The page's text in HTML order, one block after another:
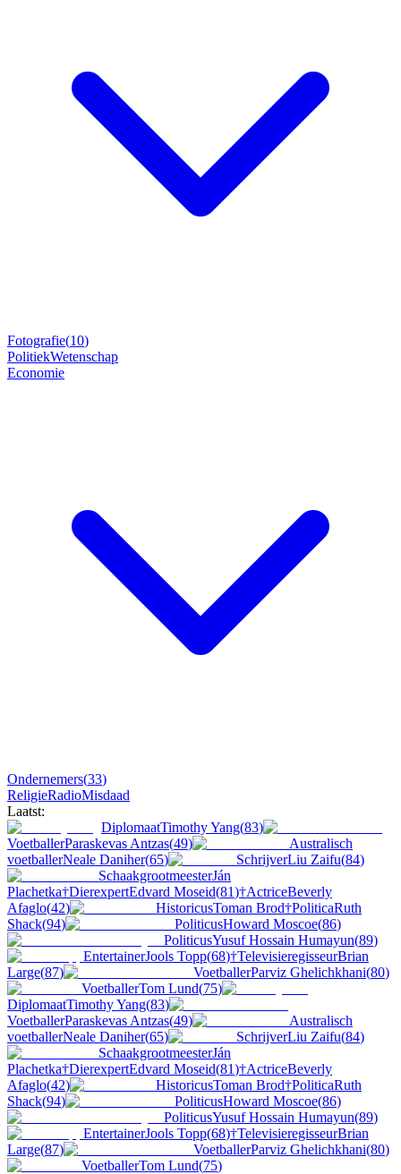
Fotografie(10)
PolitiekWetenschap
Economie
Ondernemers(33)
ReligieRadioMisdaad
Laatst:
DiplomaatTimothy Yang(83)
VoetballerParaskevas Antzas(49)
Australisch
voetballerNeale Daniher(65) SchrijverLiu Zaifu(84)
SchaakgrootmeesterJán
Plachetka†DierexpertEdvard Moseid(81)†ActriceBeverly
Afaglo(42) HistoricusToman Brod†PoliticaRuth
Shack(94) PoliticusHoward Moscoe(86)
PoliticusYusuf Hossain Humayun(89)
EntertainerJools Topp(68)†TelevisieregisseurBrian
Large(87) VoetballerParviz Ghelichkhani(80)
VoetballerTom Lund(75)
DiplomaatTimothy Yang(83)
VoetballerParaskevas Antzas(49)
Australisch
voetballerNeale Daniher(65) SchrijverLiu Zaifu(84)
SchaakgrootmeesterJán
Plachetka†DierexpertEdvard Moseid(81)†ActriceBeverly
Afaglo(42) HistoricusToman Brod†PoliticaRuth
Shack(94) PoliticusHoward Moscoe(86)
PoliticusYusuf Hossain Humayun(89)
EntertainerJools Topp(68)†TelevisieregisseurBrian
Large(87) VoetballerParviz Ghelichkhani(80)
VoetballerTom Lund(75)